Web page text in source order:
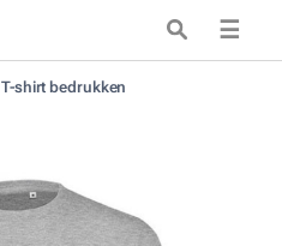
☰
T-shirt bedrukken